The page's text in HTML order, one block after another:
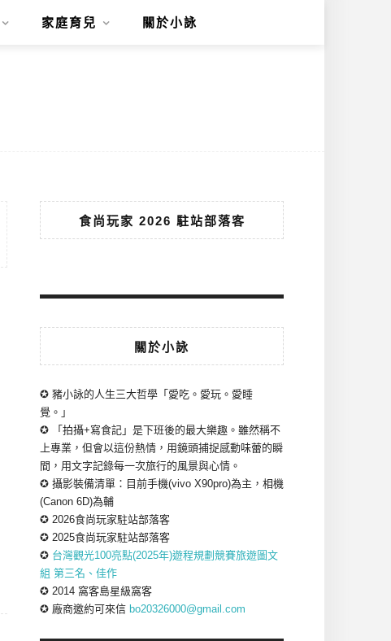
家庭育兒 關於小詠
食尚玩家 2026 駐站部落客
關於小詠
✪ 豬小詠的人生三大哲學「愛吃。愛玩。愛睡
覺。」
✪ 「拍攝+寫食記」是下班後的最大樂趣。雖然稱不
上專業，但會以這份熱情，用鏡頭捕捉感動味蕾的瞬
間，用文字記錄每一次旅行的風景與心情。
✪ 攝影裝備清單：目前手機(vivo X90pro)為主，相機
(Canon 6D)為輔
✪ 2026食尚玩家駐站部落客
✪ 2025食尚玩家駐站部落客
✪ 台灣觀光100亮點(2025年)遊程規劃競賽旅遊圖文
組 第三名、佳作
✪ 2014 窩客島星級窩客
✪ 廠商邀約可來信 bo20326000@gmail.com